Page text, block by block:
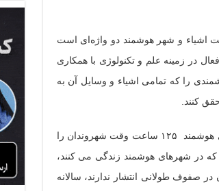
اشیاء و شهر هوشمند دو واژه‌ای است
در زمینه علم و تکنولوژی با همکاری
را که تمامی اشیاء و وسایل آن به
کنند.
تازه‌ترین تحقیقات صورت گرفته حاکی است که زندگی در شهرهای هوشمند ۱۲۵ ساعت وقت شهروندان را
در شهرهای هوشمند زندگی می کنند،
صفوف طولانی انتشار ندارند، سالانه